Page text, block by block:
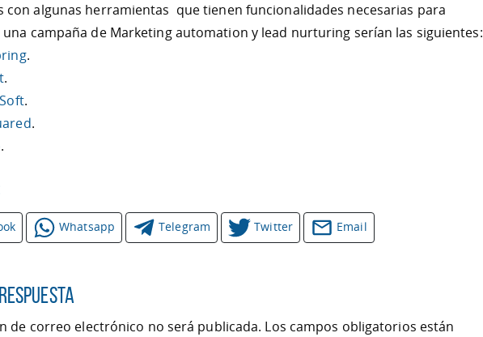
con algunas herramientas que tienen funcionalidades necesarias para
campaña de Marketing automation y lead nurturing serían las siguientes:
.
.
.
.
.
Whatsapp Telegram Twitter Email
de correo electrónico no será publicada. Los campos obligatorios están